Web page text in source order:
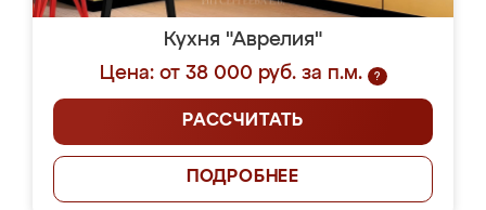
Кухня "Аврелия"
Цена: от 38 000 руб. за п.м.
?
РАССЧИТАТЬ
ПОДРОБНЕЕ